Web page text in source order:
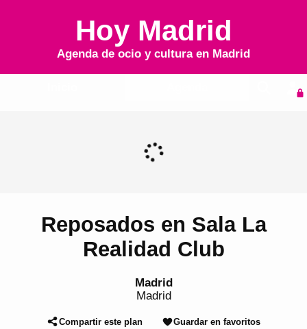
Hoy Madrid
Agenda de ocio y cultura en Madrid
Reposados en Sala La
Realidad Club
Madrid
Madrid
Compartir este plan Guardar en favoritos